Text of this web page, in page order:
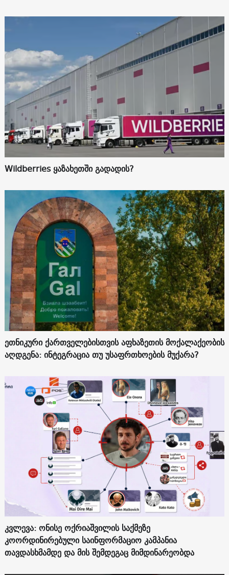
Wildberries ყაზახეთში გადადის?
ეთნიკური ქართველებისთვის აფხაზეთის მოქალაქეობის
აღდგენა: ინტეგრაცია თუ უსაფრთხოების მუქარა?
კვლევა: ონისე ოქრიაშვილის საქმეზე
კოორდინირებული საინფორმაციო კამპანია
თავდასხმამდე და მის შემდეგაც მიმდინარეობდა